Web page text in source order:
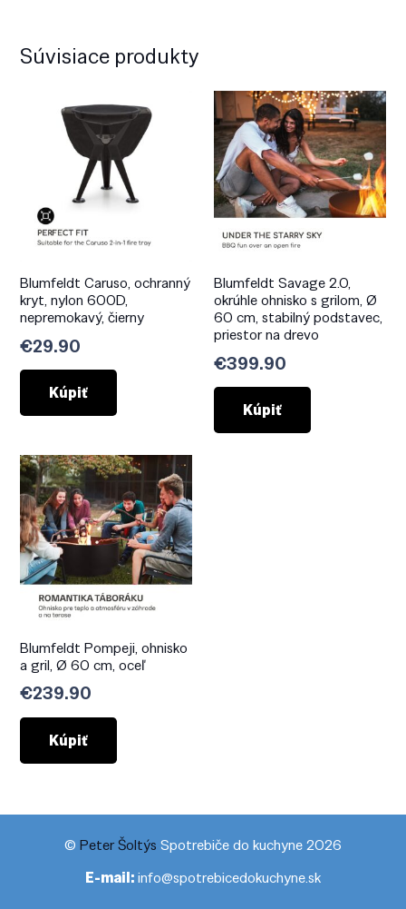
Súvisiace produkty
Blumfeldt Caruso, ochranný
kryt, nylon 600D,
nepremokavý, čierny
€29.90
Kúpiť
Blumfeldt Savage 2.0,
okrúhle ohnisko s grilom, Ø
60 cm, stabilný podstavec,
priestor na drevo
€399.90
Kúpiť
Blumfeldt Pompeji, ohnisko
a gril, Ø 60 cm, oceľ
€239.90
Kúpiť
© Peter Šoltýs Spotrebiče do kuchyne 2026
E-mail:info@spotrebicedokuchyne.sk